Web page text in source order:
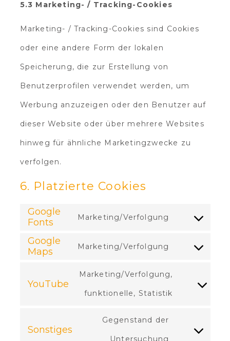
5.3 Marketing- / Tracking-Cookies
Marketing- / Tracking-Cookies sind Cookies
oder eine andere Form der lokalen
Speicherung, die zur Erstellung von
Benutzerprofilen verwendet werden, um
Werbung anzuzeigen oder den Benutzer auf
dieser Website oder über mehrere Websites
hinweg für ähnliche Marketingzwecke zu
verfolgen.
6. Platzierte Cookies
Google
Fonts
Marketing/Verfolgung
Google
Maps
Marketing/Verfolgung
YouTube
Marketing/Verfolgung,
funktionelle, Statistik
Sonstiges
Gegenstand der
Untersuchung